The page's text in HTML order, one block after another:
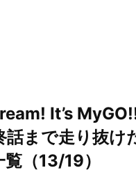
It’s
まで走り抜け
（13/19）